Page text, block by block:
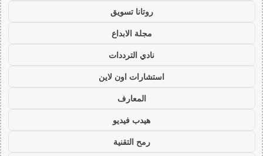
روتانا تسويق
مجلة الابداع
نادي الترددات
استشارات اون لاين
المعارف
هيدب فيديو
رمح التقنية